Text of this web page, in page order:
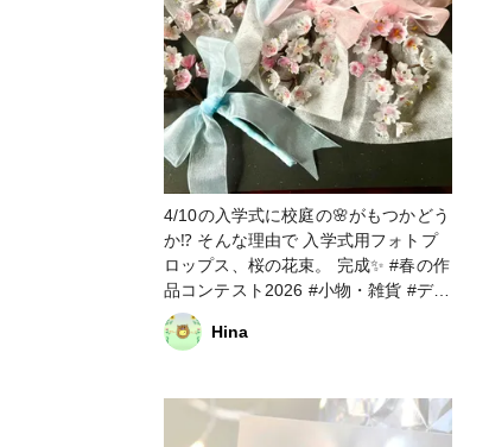
4/10の入学式に校庭の🌸がもつかどう
か⁉️ そんな理由で 入学式用フォトプ
ロップス、桜の花束。 完成✨️ #春の作
品コンテスト2026 #小物・雑貨 #ディ
Hina